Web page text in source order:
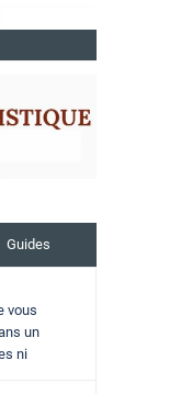
Guides
vous
un
ni